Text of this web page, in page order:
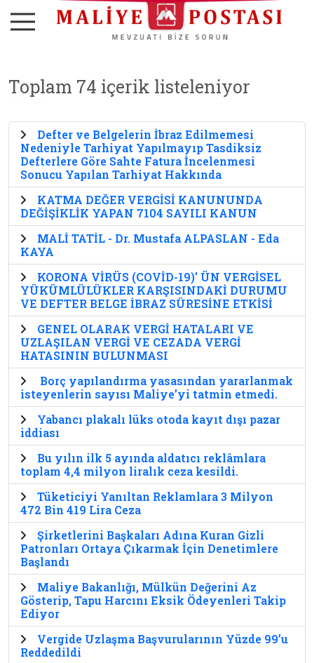
Toplam 74 içerik listeleniyor
Defter ve Belgelerin İbraz Edilmemesi
Nedeniyle Tarhiyat Yapılmayıp Tasdiksiz
Defterlere Göre Sahte Fatura İncelenmesi
Sonucu Yapılan Tarhiyat Hakkında
KATMA DEĞER VERGİSİ KANUNUNDA
DEĞİŞİKLİK YAPAN 7104 SAYILI KANUN
MALİ TATİL - Dr. Mustafa ALPASLAN - Eda
KAYA
KORONA VİRÜS (COVİD-19)’ ÜN VERGİSEL
YÜKÜMLÜLÜKLER KARŞISINDAKİ DURUMU
VE DEFTER BELGE İBRAZ SÜRESİNE ETKİSİ
GENEL OLARAK VERGİ HATALARI VE
UZLAŞILAN VERGİ VE CEZADA VERGİ
HATASININ BULUNMASI
Borç yapılandırma yasasından yararlanmak
isteyenlerin sayısı Maliye’yi tatmin etmedi.
Yabancı plakalı lüks otoda kayıt dışı pazar
iddiası
Bu yılın ilk 5 ayında aldatıcı reklâmlara
toplam 4,4 milyon liralık ceza kesildi.
Tüketiciyi Yanıltan Reklamlara 3 Milyon
472 Bin 419 Lira Ceza
Şirketlerini Başkaları Adına Kuran Gizli
Patronları Ortaya Çıkarmak İçin Denetimlere
Başlandı
Maliye Bakanlığı, Mülkün Değerini Az
Gösterip, Tapu Harcını Eksik Ödeyenleri Takip
Ediyor
Vergide Uzlaşma Başvurularının Yüzde 99’u
Reddedildi